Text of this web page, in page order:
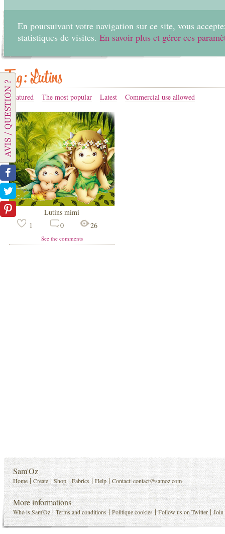
En poursuivant votre navigation sur ce site, vous
statistiques de visites. En savoir plus et gérer ces
Tag: Lutins
Featured The most popular Latest Commercial use allowed
Lutins mimi
1
0 26
See the comments
Sam'Oz
Home |Create |Shop |Fabrics |Help |Contact:contact@samoz.com
More informations
Who is Sam'Oz |Terms and conditions |Politique cookies |Follow us on Twitter |Join